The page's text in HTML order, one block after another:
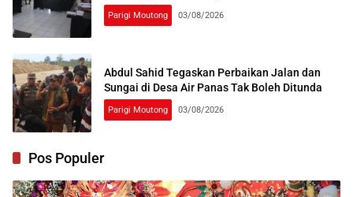
Parigi Moutong 03/08/2026
Abdul Sahid Tegaskan Perbaikan Jalan dan
Sungai di Desa Air Panas Tak Boleh Ditunda
Parigi Moutong 03/08/2026
Pos Populer